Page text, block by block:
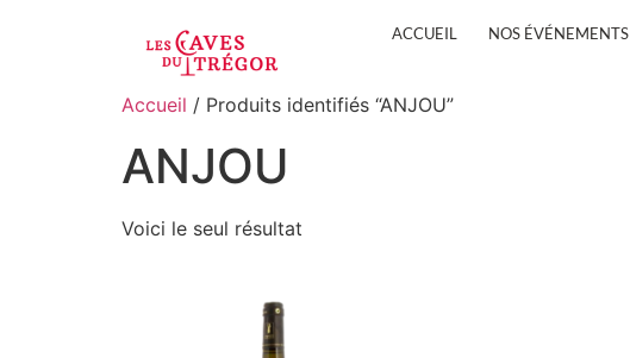
ACCUEIL NOS ÉVÉNEMENTS
Accueil / Produits identifiés “ANJOU”
ANJOU
Voici le seul résultat